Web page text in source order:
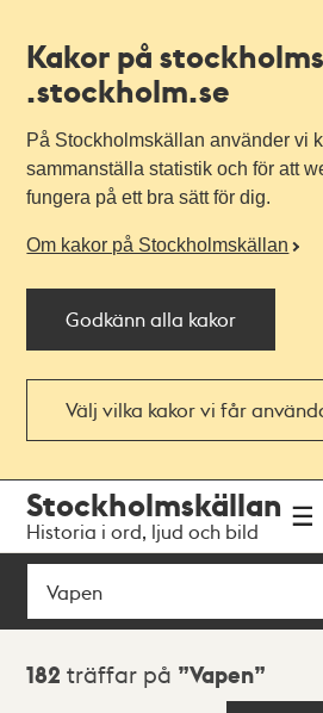
Kakor på
.stockholm.se
På Stockholmskällan använder vi
sammanställa statistik och för att
fungera på ett bra sätt för dig.
Om kakor på Stockholmskällan
Godkänn alla kakor
Välj vilka kakor vi får
navigationen
huvudinnehållet
Stockholmskällan
Historia i ord, ljud och bild
Sök
Sökresultat
182 träffar på Vapen